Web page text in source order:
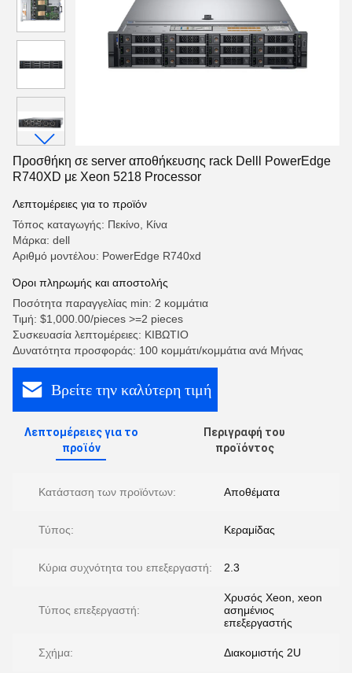
Προσθήκη σε server αποθήκευσης rack Delll PowerEdge
R740XD με Xeon 5218 Processor
Λεπτομέρειες για το προϊόν
Τόπος καταγωγής: Πεκίνο, Κίνα
Μάρκα: dell
Αριθμό μοντέλου: PowerEdge R740xd
Όροι πληρωμής και αποστολής
Ποσότητα παραγγελίας min: 2 κομμάτια
Τιμή: $1,000.00/pieces >=2 pieces
Συσκευασία λεπτομέρειες: ΚΙΒΩΤΙΟ
Δυνατότητα προσφοράς: 100 κομμάτι/κομμάτια ανά Μήνας
Βρείτε την καλύτερη τιμή
Λεπτομέρειες για το
προϊόν
Περιγραφή του
προϊόντος
Κατάσταση των προϊόντων: Αποθέματα
Τύπος: Κεραμίδας
Κύρια συχνότητα του επεξεργαστή: 2.3
Τύπος επεξεργαστή:
Χρυσός Xeon, xeon
ασημένιος
επεξεργαστής
Σχήμα: Διακομιστής 2U